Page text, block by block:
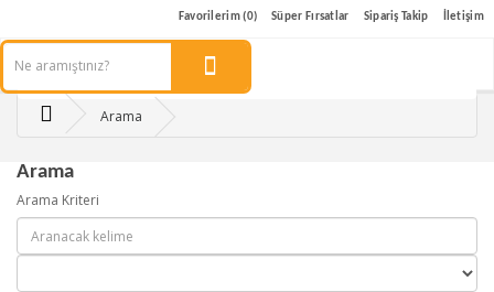
Favorilerim (0) Süper Fırsatlar Sipariş Takip İletişim
Arama
Arama
Arama Kriteri